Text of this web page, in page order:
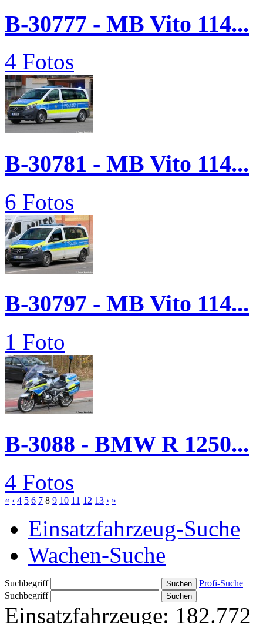
B-30777 - MB Vito 114...
4 Fotos
B-30781 - MB Vito 114...
6 Fotos
B-30797 - MB Vito 114...
1 Foto
B-3088 - BMW R 1250...
4 Fotos
« ‹ 4 5 6 7 8 9 10 11 12 13 › »
Einsatzfahrzeug-Suche
Wachen-Suche
Suchbegriff
Profi-Suche
Suchbegriff
Einsatzfahrzeuge: 182.772